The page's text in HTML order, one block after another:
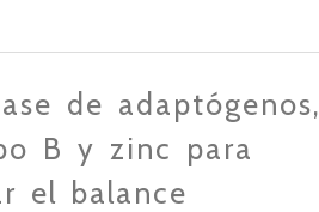
de adaptógenos,
B y zinc para
el balance